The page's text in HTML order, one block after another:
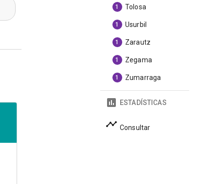
1 Tolosa
1 Usurbil
1 Zarautz
1 Zegama
1 Zumarraga
ESTADÍSTICAS
Consultar